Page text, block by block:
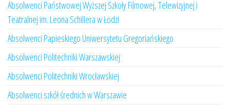
Absolwenci Państwowej Wyższej Szkoły Filmowej, Telewizyjnej i
Teatralnej im. Leona Schillera w Łodzi
Absolwenci Papieskiego Uniwersytetu Gregoriańskiego
Absolwenci Politechniki Warszawskiej
Absolwenci Politechniki Wrocławskiej
Absolwenci szkół średnich w Warszawie